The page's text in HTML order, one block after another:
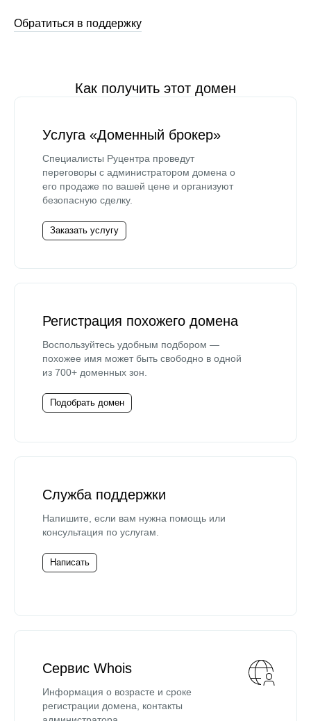
Обратиться в поддержку
Как получить этот домен
Услуга «Доменный брокер»
Специалисты Руцентра проведут
переговоры с администратором домена о
его продаже по вашей цене и организуют
безопасную сделку.
Заказать услугу
Регистрация похожего домена
Воспользуйтесь удобным подбором —
похожее имя может быть свободно в одной
из 700+ доменных зон.
Подобрать домен
Служба поддержки
Напишите, если вам нужна помощь или
консультация по услугам.
Написать
Сервис Whois
Информация о возрасте и сроке
регистрации домена, контакты